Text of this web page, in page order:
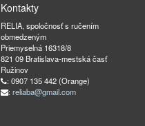
Kontakty
RELIA, spoločnosť s ručením
obmedzeným
Priemyselná 16318/8
821 09 Bratislava-mestská časť
Ružinov
: 0907 135 442 (Orange)
: reliaba@gmail.com